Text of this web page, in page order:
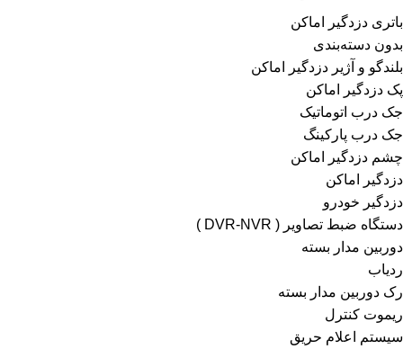
باتری دزدگیر اماکن
بدون دسته‌بندی
بلندگو و آژیر دزدگیر اماکن
پک دزدگیر اماکن
جک درب اتوماتیک
جک درب پارکینگ
چشم دزدگیر اماکن
دزدگیر اماکن
دزدگیر خودرو
دستگاه ضبط تصاویر ( DVR-NVR )
دوربین مدار بسته
ردیاب
رک دوربین مدار بسته
ریموت کنترل
سیستم اعلام حریق